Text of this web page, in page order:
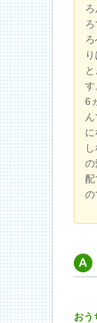
す
6
の
配
の
先
おう